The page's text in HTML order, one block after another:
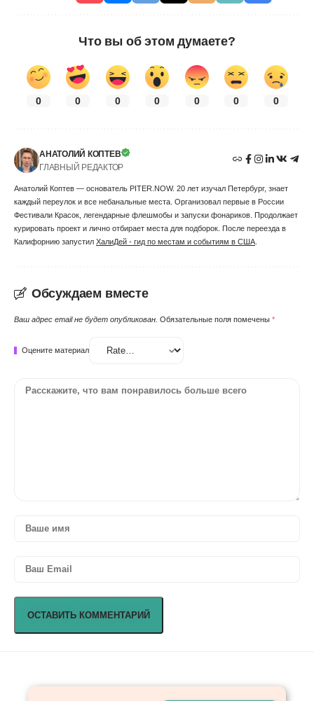
Что вы об этом думаете?
0 0 0 0 0 0 0
АНАТОЛИЙ КОПТЕВ
ГЛАВНЫЙ РЕДАКТОР
Анатолий Коптев — основатель PITER.NOW. 20 лет изучал Петербург, знает
каждый переулок и все небанальные места. Организовал первые в России
Фестивали Красок, легендарные флешмобы и запуски фонариков. Продолжает
курировать проект и лично отбирает места для подборок. После переезда в
Калифорнию запустил ХалиДей - гид по местам и событиям в США
Обсуждаем вместе
Ваш адрес email не будет опубликован. Обязательные поля помечены *
Оцените материал